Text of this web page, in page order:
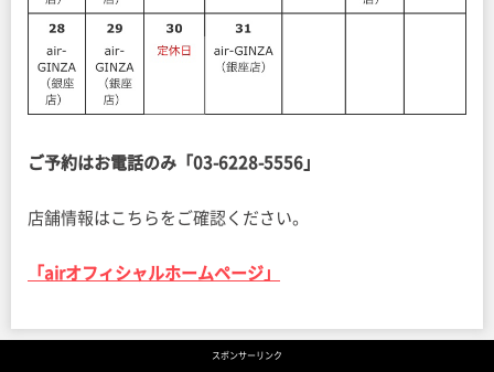
ご予約はお電話のみ「03-6228-5556」
店舗情報はこちらをご確認ください。
「airオフィシャルホームページ」
スポンサーリンク